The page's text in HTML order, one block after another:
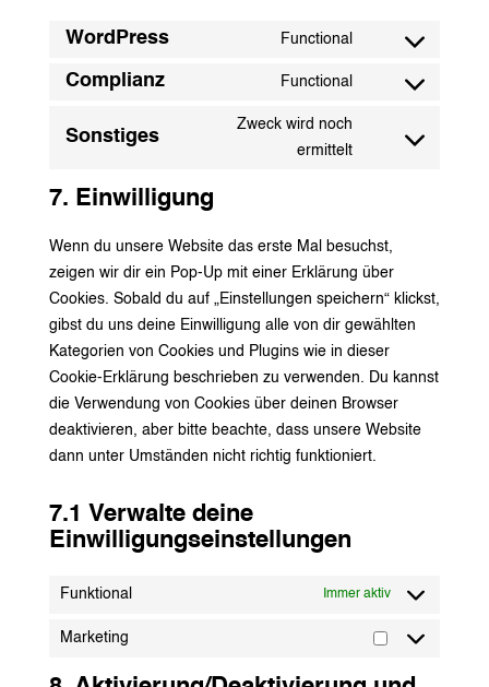
WordPress Functional
Consent
Complianz Functional
Consent
service
Sonstiges
Zweck wird noch
ermittelt
Consent
7. Einwilligung
Wenn du unsere Website das erste Mal besuchst,
zeigen wir dir ein Pop-Up mit einer Erklärung über
Cookies. Sobald du auf „Einstellungen speichern“ klickst,
gibst du uns deine Einwilligung alle von dir gewählten
Kategorien von Cookies und Plugins wie in dieser
Cookie-Erklärung beschrieben zu verwenden. Du kannst
die Verwendung von Cookies über deinen Browser
deaktivieren, aber bitte beachte, dass unsere Website
dann unter Umständen nicht richtig funktioniert.
7.1 Verwalte deine
Einwilligungseinstellungen
Funktional Immer aktiv
Marketing